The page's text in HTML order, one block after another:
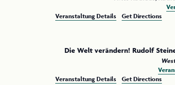
Veranstaltung Details
Get Directions
Die Welt verändern! Rudolf
Veranstaltung Details
Get Directions